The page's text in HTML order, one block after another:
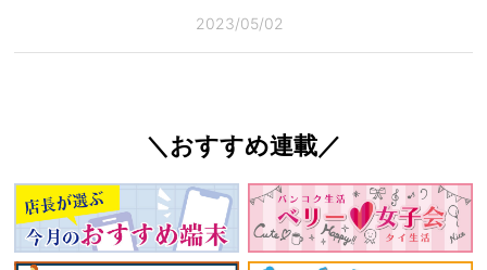
2023/05/02
＼おすすめ連載／